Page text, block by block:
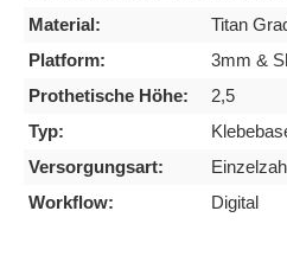
Material:
Titan
Platform:
3mm &
Prothetische Höhe:
2,5
Typ:
Versorgungsart:
Workflow:
Digital